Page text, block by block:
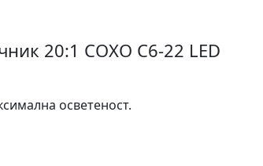
20:1 COXO C6-22 LED
осветеност.